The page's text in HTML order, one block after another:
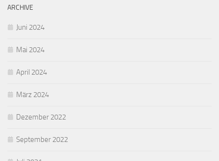
ARCHIVE
Juni 2024
Mai 2024
April 2024
März 2024
Dezember 2022
September 2022